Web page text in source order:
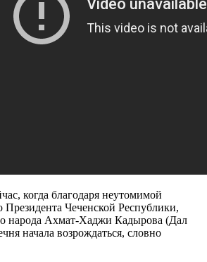
когда благодаря неутомимой
Президента Чеченской Республики,
народа Ахмат-Хаджи Кадырова (Дал
начала возрождаться, словно